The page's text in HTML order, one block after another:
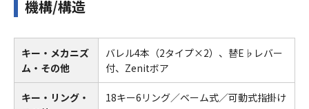
機構/構造
キー・メカニズ
ム・その他
バレル4本（2タイプ×2）、替E♭レバー
付、Zenitボア
キー・リング・
18キー6リング／ベーム式／可動式指掛け